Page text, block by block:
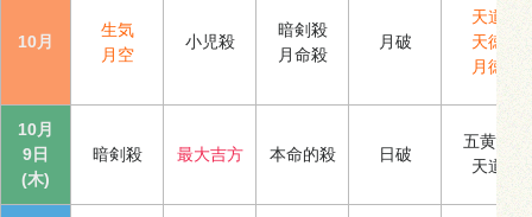
10月
生気
月空
小児殺
暗剣殺
月命殺
月破
天道
天徳
月徳
10月
9日
(木)
暗剣殺 最大吉方 本命的殺 日破
五黄殺
天道